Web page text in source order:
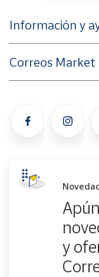
Información y
Correos Market
y